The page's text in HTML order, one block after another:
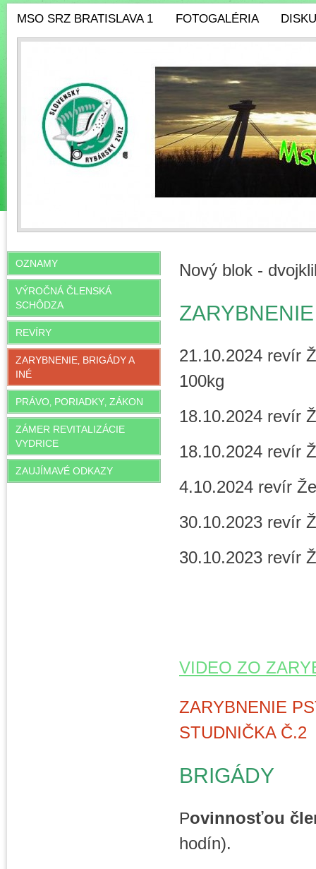
MSO SRZ BRATISLAVA 1 FOTOGALÉRIA
Nový blok -
ZARYBNENIE
21.10.2024 revír
100kg
18.10.2024 revír
18.10.2024 revír
4.10.2024 revír
30.10.2023 revír
30.10.2023 revír
VIDEO ZO
ZARYBNENIE
STUDNIČKA Č.2
BRIGÁDY
Povinnosťou
hodín).
OZNAMY
VÝROČNÁ ČLENSKÁ
SCHÔDZA
REVÍRY
ZARYBNENIE‚ BRIGÁDY A
INÉ
PRÁVO‚ PORIADKY‚ ZÁKON
ZÁMER REVITALIZÁCIE
VYDRICE
ZAUJÍMAVÉ ODKAZY